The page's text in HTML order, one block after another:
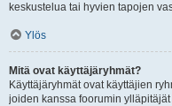
keskustelua tai hyvien tapojen
Ylös
Mitä ovat käyttäjäryhmät?
Käyttäjäryhmät ovat käyttäjien
joiden kanssa foorumin